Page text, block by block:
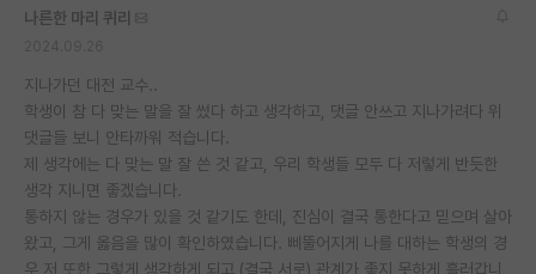
나른한 마리 퀴리
지나가던 대전 교수..
학생이 참 다 맞는 말을 잘 썼다 하고 생각하고, 댓글 안쓰고 지나가려다 위
댓글들 보니 안타까워 적습니다.
제 생각에는 다 맞는 말 잘 쓴 것 같고, 우리 학생들 모두 다 저렇게 반듯한
생각 지니면 좋겠습니다.
통하지 않는 경우가 있을 것 같기도 한데, 진심이 결국 통한다고 믿으며 살아
왔고, 그게 옳음을 많이 확인하였습니다. 삐뚤어지게 나를 대하는 학생의 경
우 저 또한 그렇게 생각하게 되고 (결국 서로) 관계가 좋지 못하게 흘러갑니